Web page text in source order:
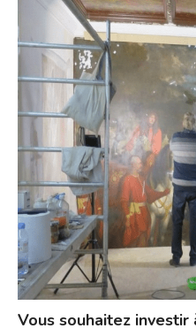
Vous souhaitez